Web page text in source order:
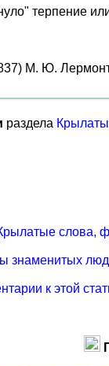
терпение
М. Ю.
раздела
слова,
знаменитых
к этой